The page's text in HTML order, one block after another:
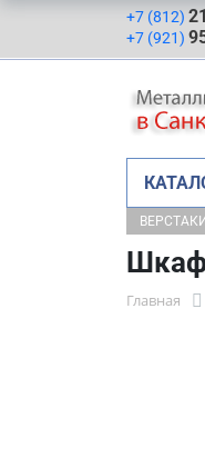
+7 (812)
+7 (921)
ВЕРСТАКИ
Главная